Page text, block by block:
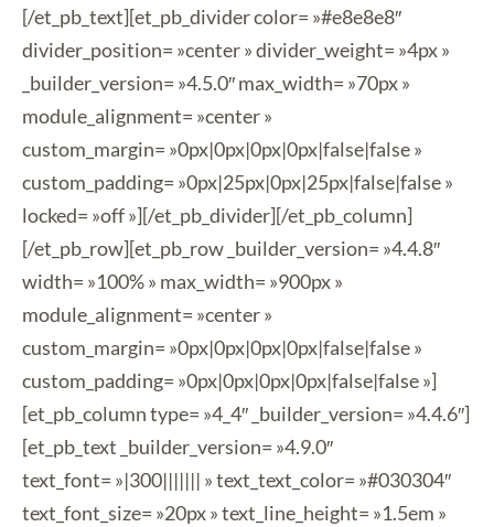
[/et_pb_text][et_pb_divider color= »#e8e8e8″
divider_position= »center » divider_weight= »4px »
_builder_version= »4.5.0″ max_width= »70px »
module_alignment= »center »
custom_margin= »0px|0px|0px|0px|false|false »
custom_padding= »0px|25px|0px|25px|false|false »
locked= »off »][/et_pb_divider][/et_pb_column]
[/et_pb_row][et_pb_row _builder_version= »4.4.8″
width= »100% » max_width= »900px »
module_alignment= »center »
custom_margin= »0px|0px|0px|0px|false|false »
custom_padding= »0px|0px|0px|0px|false|false »]
[et_pb_column type= »4_4″ _builder_version= »4.4.6″]
[et_pb_text _builder_version= »4.9.0″
text_font= »|300||||||| » text_text_color= »#030304″
text_font_size= »20px » text_line_height= »1.5em »